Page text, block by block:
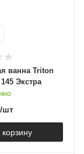
ванна Triton
Экстра
/шт
корзину